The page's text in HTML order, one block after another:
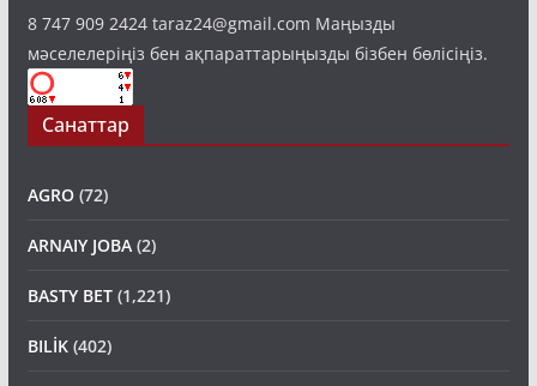
8 747 909 2424 taraz24@gmail.com Маңызды
мәселелеріңіз бен ақпараттарыңызды бізбен бөлісіңіз.
Санаттар
AGRO(72)
ARNAIY JOBA(2)
BASTY BET(1,221)
BILİK(402)